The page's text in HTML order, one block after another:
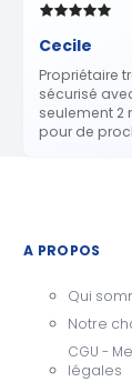
Cecile
Propriétaire
sécurisé
seulement 2
pour de
A PROPOS
Qui
Notre
CGU -
légales